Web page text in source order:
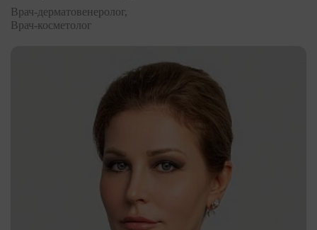
Врач-дерматовенеролог,
Врач-косметолог